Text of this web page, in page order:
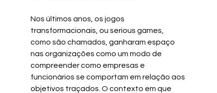
Nos últimos anos, os jogos
transformacionais, ou serious games,
como são chamados, ganharam espaço
nas organizações como um modo de
compreender como empresas e
funcionários se comportam em relação aos
objetivos traçados. O contexto em que